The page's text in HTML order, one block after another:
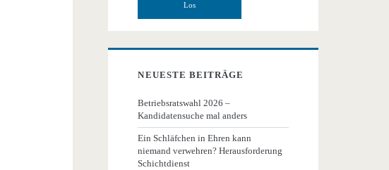
NEUESTE BEITRÄGE
Betriebsratswahl 2026 –
Kandidatensuche mal anders
Ein Schläfchen in Ehren kann
niemand verwehren? Herausforderung
Schichtdienst